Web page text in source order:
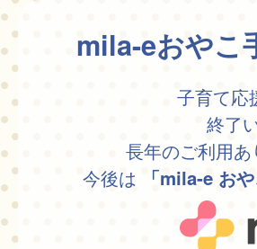
mila-eおやこ
子育て応
終了
長年のご利用
今後は
「mila-e おや